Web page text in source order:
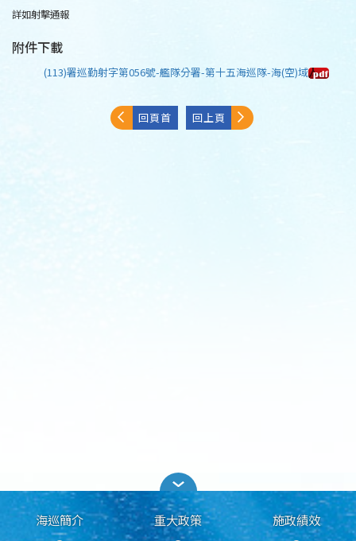
詳如射擊通報
附件下載
(113)署巡勤射字第056號-艦隊分署-第十五海巡隊-海(空)域
回頁首 回上頁
海巡簡介 重大政策 施政績效